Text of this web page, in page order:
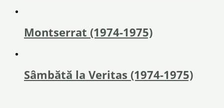
Montserrat (1974-1975)
Sâmbătă la Veritas (1974-1975)